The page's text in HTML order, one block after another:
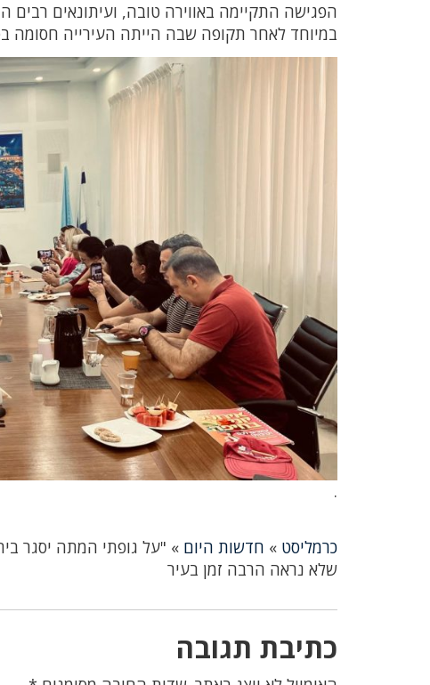
הפגישה התקיימה באווירה טובה, ועיתונאים רבים
במיוחד לאחר תקופה שבה הייתה העירייה חסומה
.
כרמליסט » חדשות היום » "על גופתי המתה יסגר
שלא נראה הרבה זמן בעיר
כתיבת תגובה